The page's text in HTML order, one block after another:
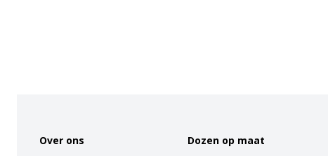
Footer
Over ons Dozen op maat